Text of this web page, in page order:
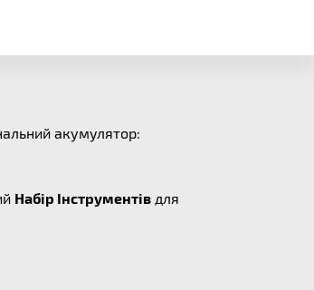
акумулятор:
Набір Інструментів для